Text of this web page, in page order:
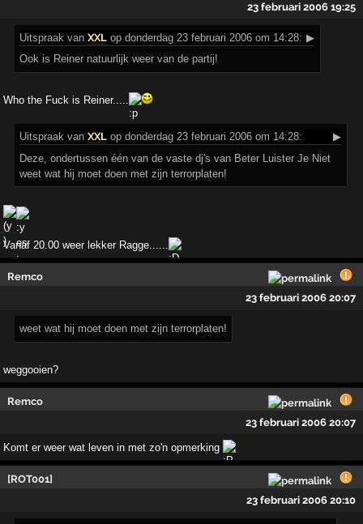
23 februari 2006 19:25
Uitspraak vanXXL op donderdag 23 februari 2006 om 14:28: ▶
Ook is Reiner natuurlijk weer van de partij!
Who the Fuck is Reiner.....
Uitspraak vanXXL op donderdag 23 februari 2006 om 14:28:
▶
Deze, ondertussen één van de vaste dj's van Beter Luister Je Niet
weet wat hij moet doen met zijn terrorplaten!
Vanaf 20.00 weer lekker Ragge......
Remco
23 februari 2006 20:07
weet wat hij moet doen met zijn terrorplaten!
weggooien?
Remco
23 februari 2006 20:07
Komt er weer wat leven in met zo'n opmerking
[ROT001]
23 februari 2006 20:10